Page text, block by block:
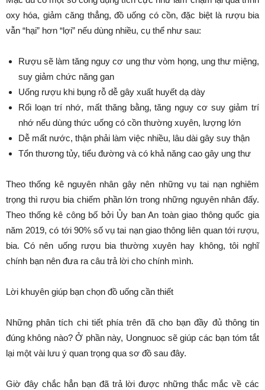
oxy hóa, giảm căng thẳng, đồ uống có cồn, đặc biệt là rượu bia
vẫn “hại” hơn “lợi” nếu dùng nhiều, cụ thể như sau:
Rượu sẽ làm tăng nguy cơ ung thư vòm họng, ung thư miệng,
suy giảm chức năng gan
Uống rượu khi bụng rỗ dễ gây xuất huyết dạ dày
Rối loạn trí nhớ, mất thăng bằng, tăng nguy cơ suy giảm trí
nhớ nếu dùng thức uống có cồn thường xuyên, lượng lớn
Dễ mất nước, thận phải làm việc nhiều, lâu dài gây suy thận
Tổn thương tủy, tiểu đường và có khả năng cao gây ung thư
Theo thống kê nguyên nhân gây nên những vụ tai nạn nghiêm
trọng thì rượu bia chiếm phần lớn trong những nguyên nhân đấy.
Theo thống kê công bố bởi Ủy ban An toàn giao thông quốc gia
năm 2019, có tới 90% số vụ tai nạn giao thông liên quan tới rượu,
bia. Có nên uống rượu bia thường xuyên hay không, tôi nghĩ
chính bạn nên đưa ra câu trả lời cho chính mình.
Lời khuyên giúp bạn chọn đồ uống cần thiết
Những phân tích chi tiết phía trên đã cho bạn đầy đủ thông tin
đúng không nào? Ở phần này, Uongnuoc sẽ giúp các bạn tóm tắt
lại một vài lưu ý quan trọng qua sơ đồ sau đây.
Giờ đây chắc hẳn bạn đã trả lời được những thắc mắc về các